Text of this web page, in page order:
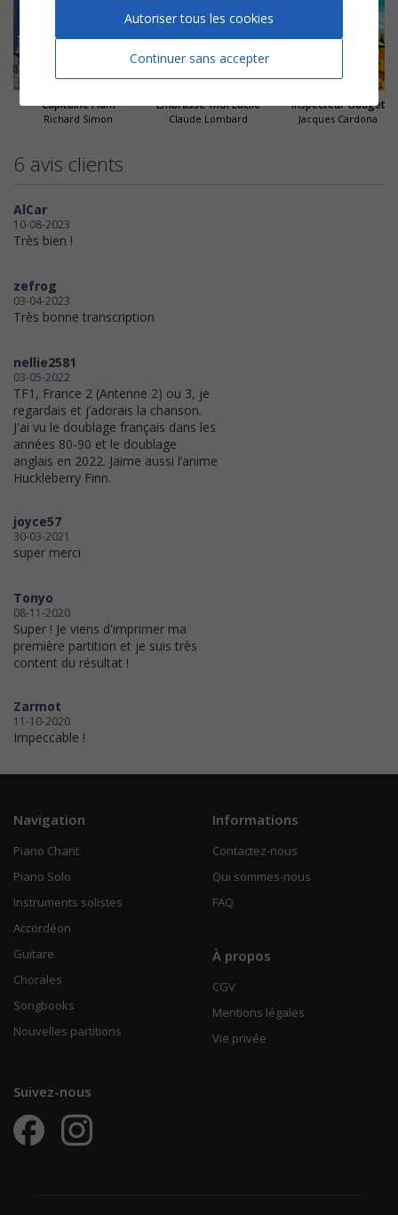
Capitaine Flam
Richard Simon
Embrasse-moi Lucile
Claude Lombard
Inspecteur Gadget
Jacques Cardona
6 avis clients
AlCar
10-08-2023
Très bien !
zefrog
03-04-2023
Très bonne transcription
nellie2581
03-05-2022
TF1, France 2 (Antenne 2) ou 3, je
regardais et j’adorais la chanson.
J'ai vu le doublage français dans les
années 80-90 et le doublage
anglais en 2022. Jaime aussi l’anime
Huckleberry Finn.
joyce57
30-03-2021
super merci
Tonyo
08-11-2020
Super ! Je viens d'imprimer ma
première partition et je suis très
content du résultat !
Zarmot
11-10-2020
Impeccable !
Navigation
Piano Chant
Piano Solo
Instruments solistes
Accordéon
Guitare
Chorales
Songbooks
Nouvelles partitions
Informations
Contactez-nous
Qui sommes-nous
FAQ
À propos
CGV
Mentions légales
Vie privée
Suivez-nous
Continuer sans accepter
Autoriser tous les cookies